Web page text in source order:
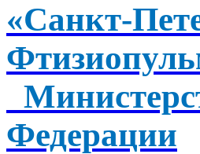
«Санкт-
Федерации